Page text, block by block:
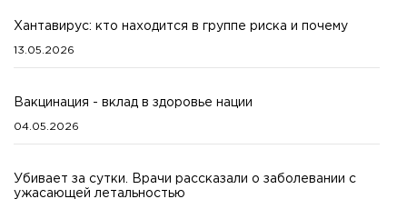
Хантавирус: кто находится в группе риска и почему
13.05.2026
Вакцинация - вклад в здоровье нации
04.05.2026
Убивает за сутки. Врачи рассказали о заболевании с
ужасающей летальностью